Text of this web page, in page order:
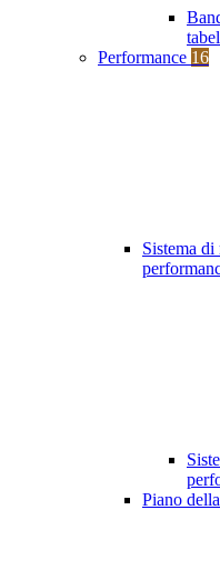
Performance 16
Sistema
Piano